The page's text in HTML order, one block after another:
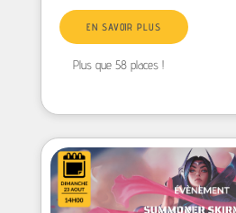
EN SAVOIR PLUS
Plus que 58 places !